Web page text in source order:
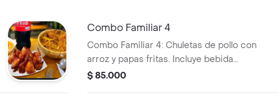
Combo Familiar 4
Combo Familiar 4: Chuletas de pollo con
arroz y papas fritas. Incluye bebida
gaseosa.
$ 85.000